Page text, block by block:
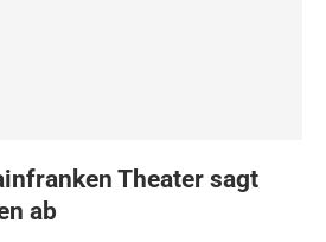
Theater sagt
ab